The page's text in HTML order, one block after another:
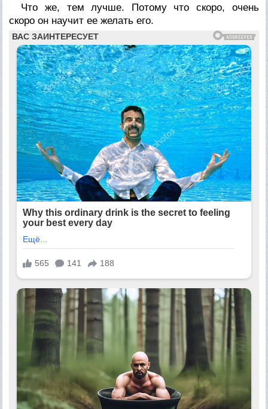
Что же, тем лучше. Потому что скоро, очень
скоро он научит ее желать его.